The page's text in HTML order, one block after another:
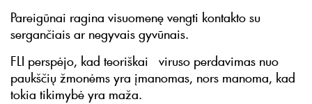
Pareigūnai ragina visuomenę vengti kontakto su
sergančiais ar negyvais gyvūnais.
FLI perspėjo, kad teoriškai viruso perdavimas nuo
paukščių žmonėms yra įmanomas, nors manoma, kad
tokia tikimybė yra maža.